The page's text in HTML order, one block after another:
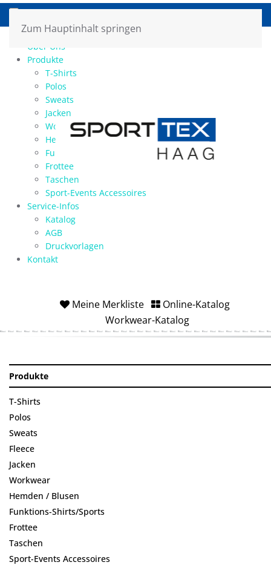
Zum Hauptinhalt springen
Home
Über Uns
Produkte
T-Shirts
Polos
Sweats
Jacken
Workwear
Hemden / Blusen
Funktions-Shirts/Sports
Frottee
Taschen
Sport-Events Accessoires
Service-Infos
Katalog
AGB
Druckvorlagen
Kontakt
Meine Merkliste
Online-Katalog
Workwear-Katalog
Produkte
T-Shirts
Polos
Sweats
Fleece
Jacken
Workwear
Hemden / Blusen
Funktions-Shirts/Sports
Frottee
Taschen
Sport-Events Accessoires